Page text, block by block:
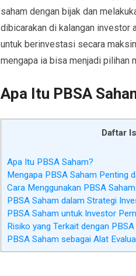
saham dengan bijak dan
dibicarakan di kalangan investor
untuk berinvestasi secara
mengapa ia bisa menjadi pilihan
Apa Itu PBSA
Daftar
Apa Itu PBSA Saham?
Mengapa PBSA Saham Penting
Cara Menggunakan PBSA
PBSA Saham dalam Strategi
PBSA Saham untuk Investor
Risiko yang Terkait dengan
PBSA Saham sebagai Alat